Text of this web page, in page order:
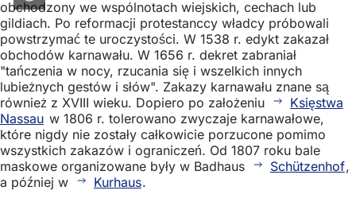
obchodzony we wspólnotach wiejskich, cechach lub
gildiach. Po reformacji protestanccy władcy próbowali
powstrzymać te uroczystości. W 1538 r. edykt zakazał
obchodów karnawału. W 1656 r. dekret zabraniał
"tańczenia w nocy, rzucania się i wszelkich innych
lubieżnych gestów i słów". Zakazy karnawału znane są
również z XVIII wieku. Dopiero po założeniu
Księstwa
Nassau w 1806 r. tolerowano zwyczaje karnawałowe,
które nigdy nie zostały całkowicie porzucone pomimo
wszystkich zakazów i ograniczeń. Od 1807 roku bale
maskowe organizowane były w Badhaus
Schützenhof,
a później w
Kurhaus.